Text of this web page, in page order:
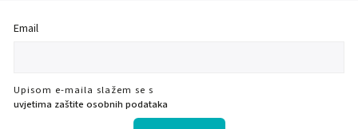
Email
Upisom e-maila slažem se s
uvjetima zaštite osobnih podataka